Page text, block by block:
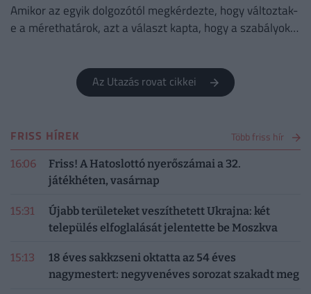
Amikor az egyik dolgozótól megkérdezte, hogy változtak-
e a mérethatárok, azt a választ kapta, hogy a szabályok
Az Utazás rovat cikkei
FRISS HÍREK Több friss hír
16:06
Friss! A Hatoslottó nyerőszámai a 32.
játékhéten, vasárnap
15:31
Újabb területeket veszíthetett Ukrajna: két
település elfoglalását jelentette be Moszkva
15:13
18 éves sakkzseni oktatta az 54 éves
nagymestert: negyvenéves sorozat szakadt meg